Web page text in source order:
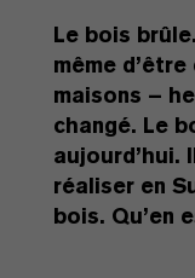
Le bois
même
maisons –
changé. Le
aujourd’hui.
réaliser en
bois. Qu’en